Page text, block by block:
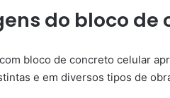
do bloco de
bloco de concreto celular
e em diversos tipos de